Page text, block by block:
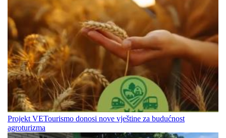
Projekt VETourismo donosi nove vještine za budućnost
agroturizma